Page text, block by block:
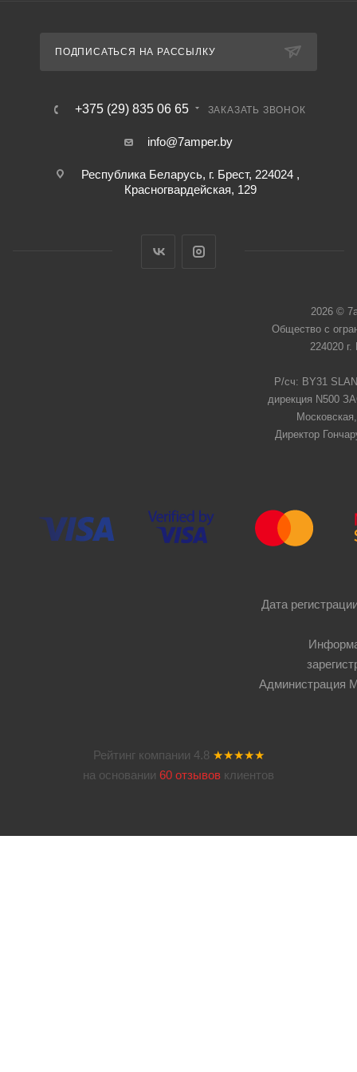
ПОДПИСАТЬСЯ НА РАССЫЛКУ
+375 (29) 835 06 65 ЗАКАЗАТЬ ЗВОНОК
info@7amper.by
Республика Беларусь, г. Брест, 224024 ,
Красногвардейская, 129
2026 ©
Общество с
224020
Р/сч: BY31
дирекция N500
Директор
Дата
Администрация
Рейтинг компании 4.8 ★★★★★
на основании 60 отзывов клиентов